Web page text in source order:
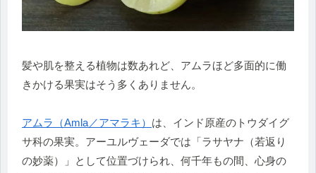
髪や肌を整える植物は数あれど、アムラほど多面的に働
きかける果実はそう多くありません。
アムラ（Amla／アマラキ） は、インド原産のトウダイグ
サ科の果実。アーユルヴェーダでは「ラサヤナ（若返り
の妙薬）」として位置づけられ、何千年もの間、心身の